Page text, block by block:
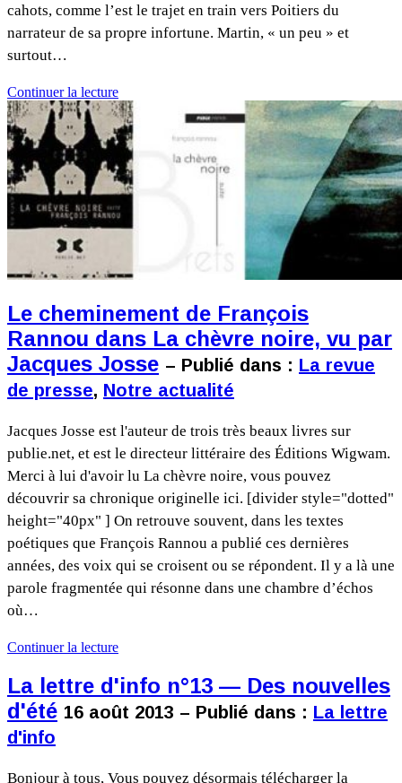
cahots, comme l’est le trajet en train vers Poitiers du
narrateur de sa propre infortune. Martin, « un peu » et
surtout…
Continuer la lecture
Le cheminement de François
Rannou dans La chèvre noire, vu par
Jacques Josse – Publié dans : La revue
de presse, Notre actualité
Jacques Josse est l'auteur de trois très beaux livres sur
publie.net, et est le directeur littéraire des Éditions Wigwam.
Merci à lui d'avoir lu La chèvre noire, vous pouvez
découvrir sa chronique originelle ici. [divider style="dotted"
height="40px" ] On retrouve souvent, dans les textes
poétiques que François Rannou a publié ces dernières
années, des voix qui se croisent ou se répondent. Il y a là une
parole fragmentée qui résonne dans une chambre d’échos
où…
Continuer la lecture
La lettre d'info n°13 — Des nouvelles
d'été 16 août 2013 – Publié dans : La lettre
d'info
Bonjour à tous, Vous pouvez désormais télécharger la